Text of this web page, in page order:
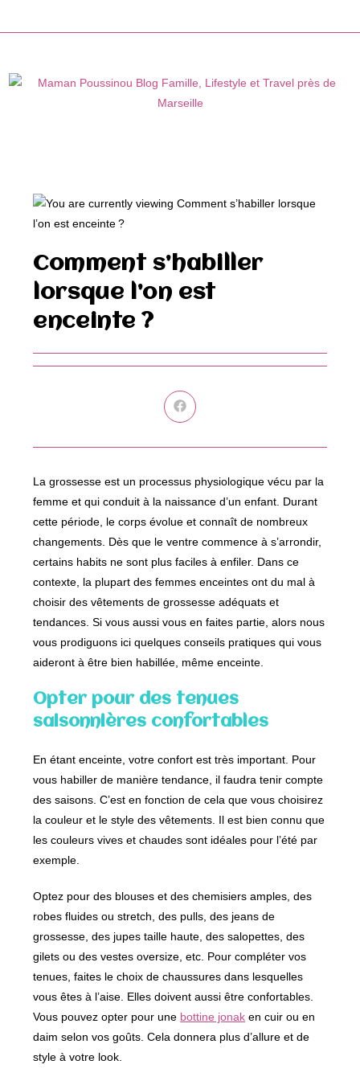
Comment s’habiller
lorsque l’on est
enceinte ?
Ouvrir
dans
autre
La grossesse est un processus physiologique vécu par la
femme et qui conduit à la naissance d’un enfant. Durant
cette période, le corps évolue et connaît de nombreux
changements. Dès que le ventre commence à s’arrondir,
certains habits ne sont plus faciles à enfiler. Dans ce
contexte, la plupart des femmes enceintes ont du mal à
choisir des vêtements de grossesse adéquats et
tendances. Si vous aussi vous en faites partie, alors nous
vous prodiguons ici quelques conseils pratiques qui vous
aideront à être bien habillée, même enceinte.
Opter pour des tenues
saisonnières confortables
En étant enceinte, votre confort est très important. Pour
vous habiller de manière tendance, il faudra tenir compte
des saisons. C’est en fonction de cela que vous choisirez
la couleur et le style des vêtements. Il est bien connu que
les couleurs vives et chaudes sont idéales pour l’été par
exemple.
Optez pour des blouses et des chemisiers amples, des
robes fluides ou stretch, des pulls, des jeans de
grossesse, des jupes taille haute, des salopettes, des
gilets ou des vestes oversize, etc. Pour compléter vos
tenues, faites le choix de chaussures dans lesquelles
vous êtes à l’aise. Elles doivent aussi être confortables.
Vous pouvez opter pour une bottine jonak en cuir ou en
daim selon vos goûts. Cela donnera plus d’allure et de
style à votre look.